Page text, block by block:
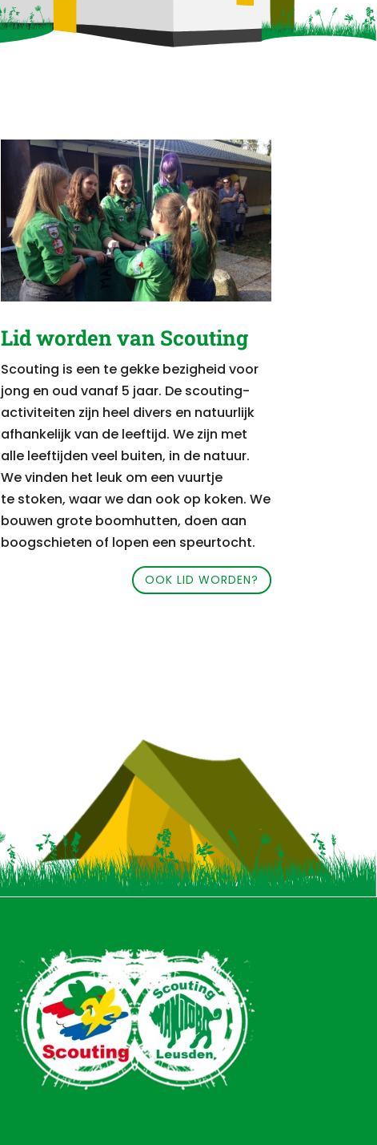
Lid worden van Scouting
Scouting is een te gekke bezigheid voor
jong en oud vanaf 5 jaar. De scouting-
activiteiten zijn heel divers en natuurlijk
afhankelijk van de leeftijd. We zijn met
alle leeftijden veel buiten, in de natuur.
We vinden het leuk om een vuurtje
te stoken, waar we dan ook op koken. We
bouwen grote boomhutten, doen aan
boogschieten of lopen een speurtocht.
OOK LID WORDEN?